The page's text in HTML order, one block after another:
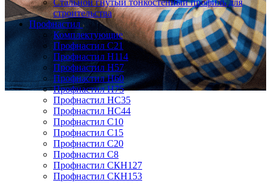
Стальной гнутый тонкостенный профиль для
строительства
Профнастил
Комплектующие
Профнастил C21
Профнастил Н114
Профнастил Н57
Профнастил Н60
Профнастил Н75
Профнастил НС35
Профнастил НС44
Профнастил С10
Профнастил С15
Профнастил С20
Профнастил С8
Профнастил СКН127
Профнастил СКН153